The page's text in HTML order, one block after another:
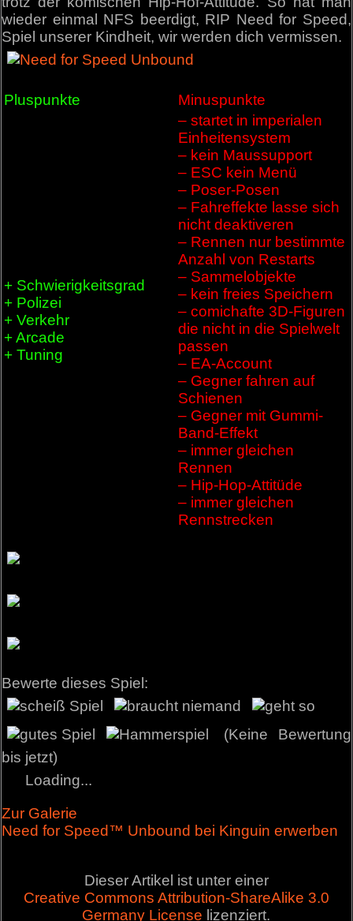
wieder einmal NFS beerdigt, RIP Need for Speed,
Spiel unserer Kindheit, wir werden dich vermissen.
Pluspunkte Minuspunkte
+ Schwierigkeitsgrad
+ Polizei
+ Verkehr
+ Arcade
+ Tuning
– startet in imperialen
Einheitensystem
– kein Maussupport
– ESC kein Menü
– Poser-Posen
– Fahreffekte lasse sich
nicht deaktiveren
– Rennen nur bestimmte
Anzahl von Restarts
– Sammelobjekte
– kein freies Speichern
– comichafte 3D-Figuren
die nicht in die Spielwelt
passen
– EA-Account
– Gegner fahren auf
Schienen
– Gegner mit Gummi-
Band-Effekt
– immer gleichen
Rennen
– Hip-Hop-Attitüde
– immer gleichen
Rennstrecken
Bewerte dieses Spiel:
(Keine Bewertung
bis jetzt)
Loading...
Zur Galerie
Need for Speed™ Unbound bei Kinguin erwerben
Dieser Artikel ist unter einer
Creative Commons Attribution-ShareAlike 3.0
Germany License lizenziert.